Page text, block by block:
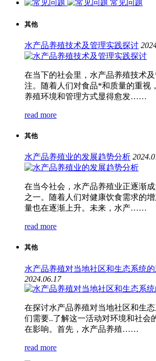
常见问题
其他
水产品养殖技术及管理实践探讨
在当下的社会里，水产品养殖技术
注。随着人们对食品*和质量的重视
养殖环境和管理方式显得愈发……
read more
其他
水产品养殖业的发展趋势分析
在当今社会，水产品养殖业正逐渐
之一。随着人们对健康饮食需求的
量也在逐渐上升。未来，水产……
read more
其他
水产品养殖对当地社区和生态系统
2024.06.17
在探讨水产品养殖对当地社区和生
们需要..了解这一活动对环境和社会
在影响。首先，水产品养殖……
read more